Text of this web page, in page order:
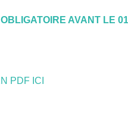
AVANT LE
PDF ICI